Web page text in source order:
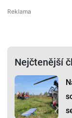
Nejčtenější